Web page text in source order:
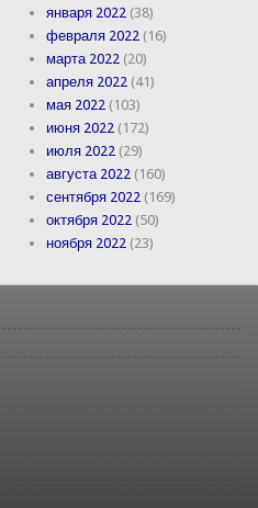
января 2022 (38)
февраля 2022 (16)
марта 2022 (20)
апреля 2022 (41)
мая 2022 (103)
июня 2022 (172)
июля 2022 (29)
августа 2022 (160)
сентября 2022 (169)
октября 2022 (50)
ноября 2022 (23)